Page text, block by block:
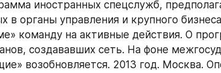
иностранных спецслужб,
в органы управления и крупного
команду на активные действия. О
создававших сеть. На фоне
возобновляется. 2013 год. Москва.